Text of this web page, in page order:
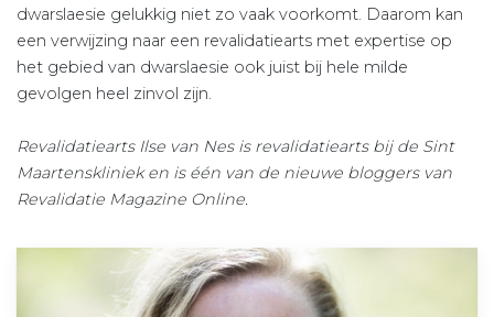
dwarslaesie gelukkig niet zo vaak voorkomt. Daarom kan
een verwijzing naar een revalidatiearts met expertise op
het gebied van dwarslaesie ook juist bij hele milde
gevolgen heel zinvol zijn.
Revalidatiearts Ilse van Nes is revalidatiearts bij de Sint
Maartenskliniek en is één van de nieuwe bloggers van
Revalidatie Magazine Online.